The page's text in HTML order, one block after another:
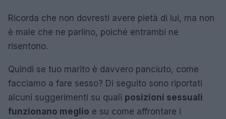
Ricorda che non dovresti avere pietà di lui, ma non
è male che ne parlino, poiché entrambi ne
risentono.
Quindi se tuo marito è davvero panciuto, come
facciamo a fare sesso? Di seguito sono riportati
alcuni suggerimenti su quali posizioni sessuali
funzionano meglio e su come affrontare i